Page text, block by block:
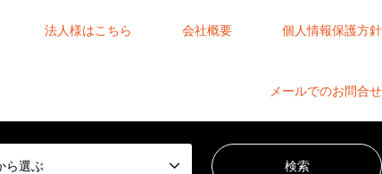
法人様はこちら 会社概要 個人情報保護方針
メールでのお問合せ
ら選ぶ